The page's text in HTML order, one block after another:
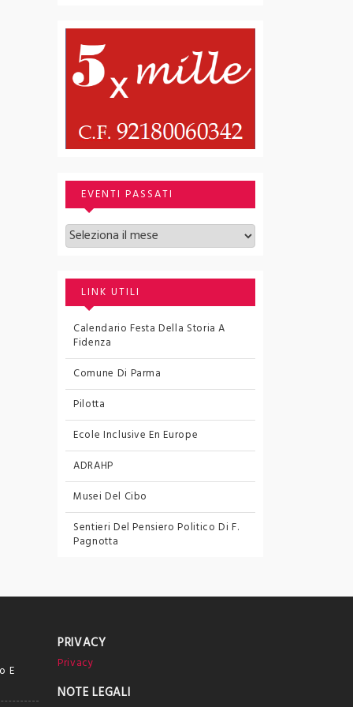
EVENTI PASSATI
Archivi
LINK UTILI
Calendario Festa Della Storia A
Fidenza
Comune Di Parma
Pilotta
Ecole Inclusive En Europe
ADRAHP
Musei Del Cibo
Sentieri Del Pensiero Politico Di F.
Pagnotta
E
PRIVACY
Privacy
NOTE LEGALI